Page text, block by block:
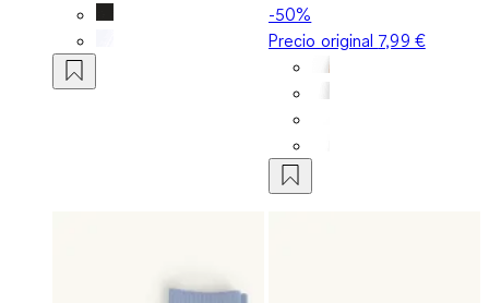
-50%
Precio original 7,99 €